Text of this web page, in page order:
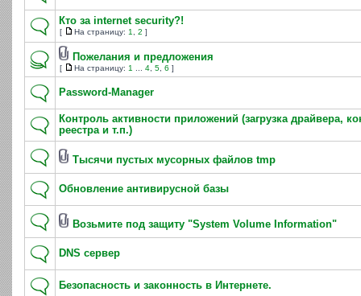
Кто за internet security?!
[ На страницу: 1 2 ]
Пожелания и предложения
[ На страницу: 1 4 5 6 ]
Password-Manager
Контроль активности приложений (загрузка драйвера,
реестра и т.п.)
Тысячи пустых мусорных файлов tmp
Обновление антивирусной базы
Возьмите под защиту "System Volume Information"
DNS сервер
Безопасность и законность в Интернете.